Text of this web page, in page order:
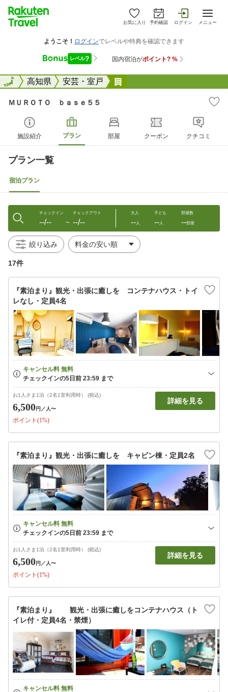
お気に入り 予約確認 ログイン メニュー
全国高知県 安芸・室戸
全国
ＭＵＲＯＴＯ ｂａｓｅ５５
施設紹介 プラン 部屋 クーポン クチコミ
プラン一覧
宿泊プラン
チェックイン
--/-- 〜
チェックアウト
--/--
大人
--人
子ども
--人
部屋数
--部屋
絞り込み
17件
『素泊まり』観光・出張に癒しを コンテナハウス・トイ
レなし・定員4名
お1人さま1泊（2名1室利用時） (税込)
6,500円 ／人〜
ポイント(1%)
詳細を見る
『素泊まり』観光・出張に癒しを キャビン棟・定員2名
お1人さま1泊（2名1室利用時） (税込)
6,500円 ／人〜
ポイント(1%)
詳細を見る
『素泊まり』 観光・出張に癒しをコンテナハウス（ト
イレ付・定員4名・禁煙）